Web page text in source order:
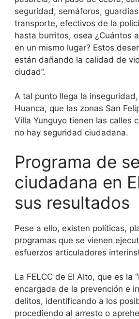
seguridad, semáforos,
transporte, efectivos de la
hasta burritos, osea ¿Cuántos
en un mismo lugar? Estos
están dañando la calidad de
ciudad”.
A tal punto llega la
Huanca, que las zonas San
Villa Yunguyo tienen las calles
no hay seguridad ciudadana.
Programa de
ciudadana en
sus resultados
Pese a ello, existen políticas,
programas que se vienen
esfuerzos articuladores
La FELCC de El Alto, que es la
encargada de la prevención e
delitos, identificando a los
procediendo al arresto o